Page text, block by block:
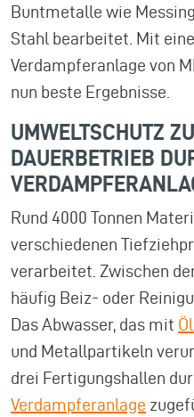
Buntmetalle wie
Stahl bearbeitet. Mit
Verdampferanlage von
nun beste Ergebnisse.
UMWELTSCHUTZ
DAUERBETRIEB
Rund 4000 Tonnen
verschiedenen
verarbeitet. Zwischen
häufig Beiz- oder
Das Abwasser, das mit
und Metallpartikeln
drei Fertigungshallen
Verdampferanlage